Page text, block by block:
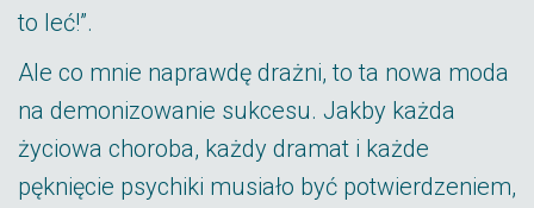
to leć!”.
Ale co mnie naprawdę drażni, to ta nowa moda
na demonizowanie sukcesu. Jakby każda
życiowa choroba, każdy dramat i każde
pęknięcie psychiki musiało być potwierdzeniem,